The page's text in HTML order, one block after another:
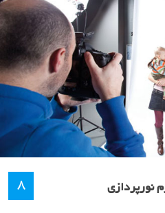
۸ نورپردازی